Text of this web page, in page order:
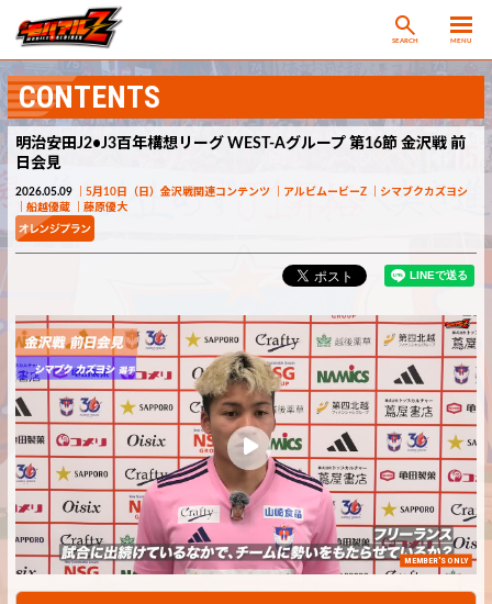
SEARCH MENU
CONTENTS
明治安田J2•J3百年構想リーグ WEST-Aグループ 第16節 金沢戦 前
日会見
2026.05.09 5月10日（日）金沢戦関連コンテンツ アルビムービーZ
シマブクカズヨシ
船越優蔵
藤原優大
MEMBER'S ONLY